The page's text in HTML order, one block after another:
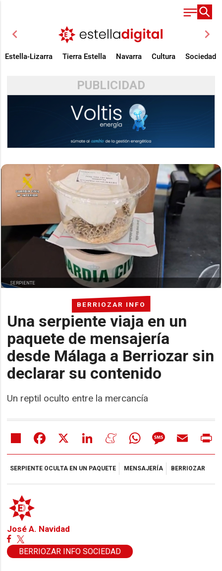
chevron_left chevron_right
Estella-Lizarra Tierra Estella Navarra Cultura Sociedad
PUBLICIDAD
BERRIOZAR INFO
Una serpiente viaja en un
paquete de mensajería
desde Málaga a Berriozar sin
declarar su contenido
Un reptil oculto entre la mercancía
SERPIENTE
Share Facebook LinkedIn MeneameWhatsAppMessageEmail
SERPIENTE OCULTA EN UN PAQUETE MENSAJERÍA BERRIOZAR
José A. Navidad
BERRIOZAR INFO SOCIEDAD